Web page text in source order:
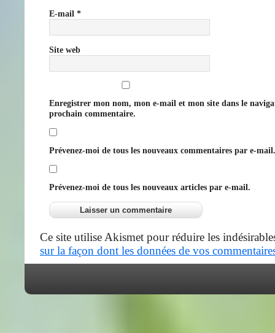
E-mail *
Site web
Enregistrer mon nom, mon e-mail et mon site dans le
prochain commentaire.
Prévenez-moi de tous les nouveaux commentaires par e-mail.
Prévenez-moi de tous les nouveaux articles par e-mail.
Ce site utilise Akismet pour réduire les
sur la façon dont les données de vos